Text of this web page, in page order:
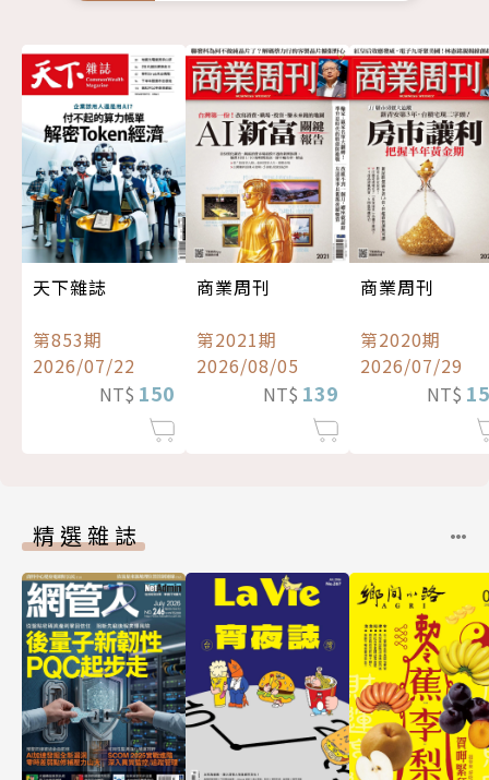
天下雜誌
第853期
2026/07/22
NT$ 150
商業周刊
第2021期
2026/08/05
NT$ 139
商業周刊
第2020期
2026/07/29
NT$
精選雜誌